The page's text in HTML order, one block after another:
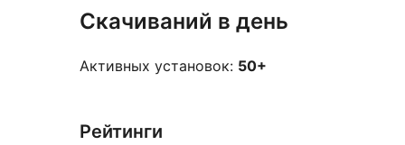
Скачиваний в день
Активных установок: 50+
Рейтинги